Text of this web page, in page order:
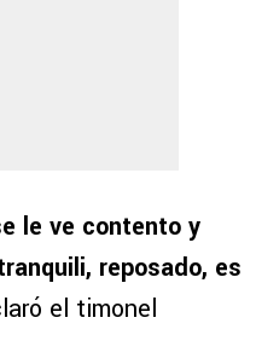
le ve contento y
reposado, es
el timonel